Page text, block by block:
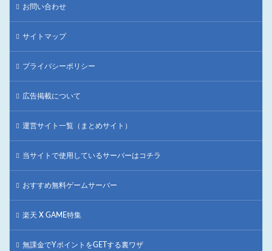
お問い合わせ
サイトマップ
プライバシーポリシー
広告掲載について
運営サイト一覧（まとめサイト）
当サイトで使用しているサーバーはコチラ
おすすめ無料ゲームサーバー
楽天 X GAME特集
無課金でYポイントをGETする裏ワザ